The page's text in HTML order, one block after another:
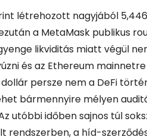
létrehozott nagyjából
a MetaMask publikus
likviditás miatt végül
és az Ethereum
dollár persze nem a DeFi
bármennyire mélyen
utóbbi időben sajnos túl
rendszerben, a híd-